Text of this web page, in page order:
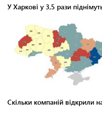
У Харкові у 3,5 рази
Скільки компаній відкрили